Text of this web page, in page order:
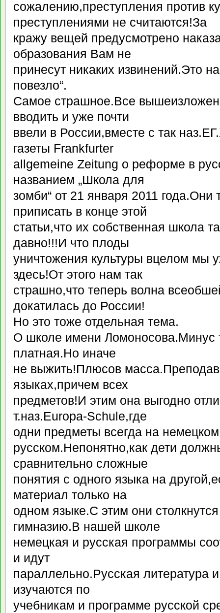
сожалению,преступления против
преступлениями не считаются!За
кражу вещей предусмотрено
образования Вам не
принесут никаких извинений.Это
повезло“.
Самое страшное.Все
вводить и уже почти
ввели в России,вместе с так
газеты Frankfurter
allgemeine Zeitung о реформе в
названием „Школа для
зомби“ от 21 января 2011 года.Они
приписать в конце этой
статьи,что их собственная школа
давно!!!И что плоды
уничтожения культуры вцелом мы
здесь!От этого нам так
страшно,что теперь волна
докатилась до России!
Но это тоже отдельная тема.
О школе имени Ломоносова.Минус
платная.Но иначе
не выжить!Плюсов
языках,причем всех
предметов!И этим она выгодно
т.наз.Europa-Schule,где
одни предметы всегда на
русском.Непонятно,как дети
сравнительно сложные
понятия с одного языка на
материал только на
одном языке.С этим они
гимназию.В нашей школе
немецкая и русская программы
и идут
параллельно.Русская литература
изучаются по
учебникам и программе русской